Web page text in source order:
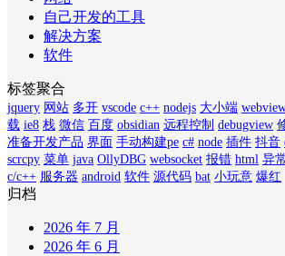
自己开发的工具
解决方案
软件
标签聚合
jquery 网站 多开 vscode c++ nodejs 大小端
载 ie8 栈 微信 百度 obsidian 远程控制 debugview
准备开发产品 界面 手动构建pe c# node 插件 抖音
scrcpy 菜单 java OllyDBG websocket 报错 html 异常
c/c++ 服务器 android 软件 源代码 bat 小玩意 爆红
归档
2026 年 7 月
2026 年 6 月